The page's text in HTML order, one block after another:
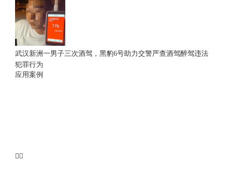
武汉新洲一男子三次酒驾，黑豹6号助力交警严查酒驾醉驾违法
犯罪行为
应用案例